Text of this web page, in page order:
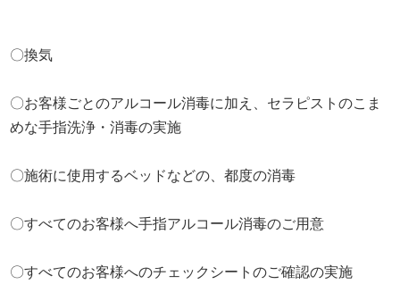
〇換気
〇お客様ごとのアルコール消毒に加え、セラピストのこま
めな手指洗浄・消毒の実施
〇施術に使用するベッドなどの、都度の消毒
〇すべてのお客様へ手指アルコール消毒のご用意
〇すべてのお客様へのチェックシートのご確認の実施